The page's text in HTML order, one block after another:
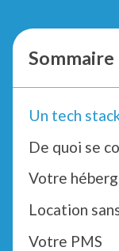
Sommaire
Un tech
De quoi se
Votre
Location
Votre PMS